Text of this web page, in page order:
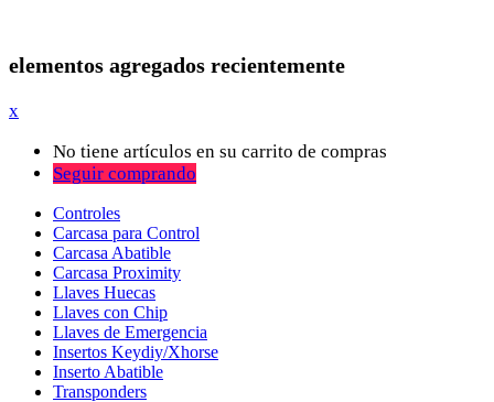
elementos agregados recientemente
x
No tiene artículos en su carrito de compras
Seguir comprando
Controles
Carcasa para Control
Carcasa Abatible
Carcasa Proximity
Llaves Huecas
Llaves con Chip
Llaves de Emergencia
Insertos Keydiy/Xhorse
Inserto Abatible
Transponders